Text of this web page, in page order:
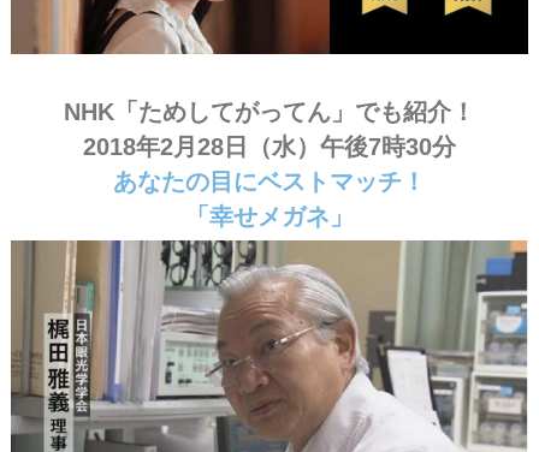
NHK「ためしてがってん」でも紹介！
2018年2月28日（水）午後7時30分
あなたの目にベストマッチ！
「幸せメガネ」